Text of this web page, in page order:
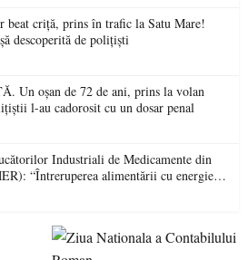
beat criță, prins în trafic la Satu Mare!
descoperită de polițiști
Un oșan de 72 de ani, prins la volan
l-au cadorosit cu un dosar penal
Industriali de Medicamente din
“Întreruperea alimentării cu energie
de medicamente va pune în pericol